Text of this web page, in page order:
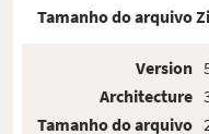
Tamanho do arquivo
Version
Architecture
Tamanho do arquivo